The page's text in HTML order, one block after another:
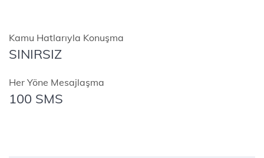
Kamu Hatlarıyla Konuşma
SINIRSIZ
Her Yöne Mesajlaşma
100 SMS